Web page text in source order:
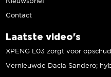
Nieuwsbrief
Contact
Laatste video's